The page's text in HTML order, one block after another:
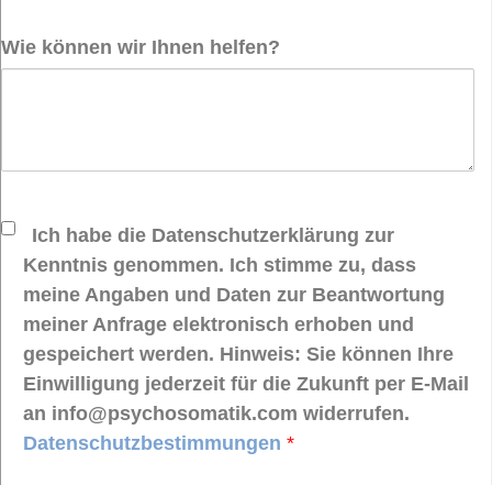
Wie können wir Ihnen helfen?
Ich habe die Datenschutzerklärung zur
Kenntnis genommen. Ich stimme zu, dass
meine Angaben und Daten zur Beantwortung
meiner Anfrage elektronisch erhoben und
gespeichert werden. Hinweis: Sie können Ihre
Einwilligung jederzeit für die Zukunft per E-Mail
an info@psychosomatik.com widerrufen.
Datenschutzbestimmungen *